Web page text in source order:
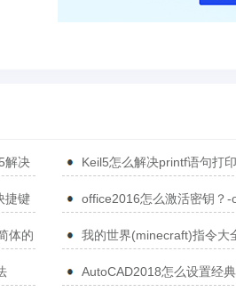
解决
Keil5怎么解决printf语句打
捷键
office2016怎么激活密钥？-
体的
我的世界(minecraft)指令大
AutoCAD2018怎么设置经